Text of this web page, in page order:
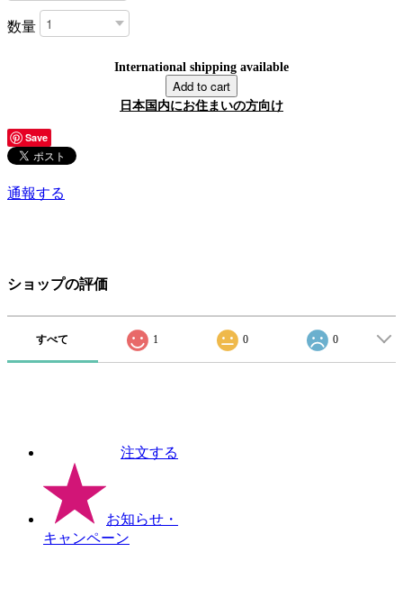
数量
International shipping available
Add to cart
日本国内にお住まいの方向け
Save
通報する
ショップの評価
すべて 1 0 0
注文する
お知らせ ・
キャンペーン